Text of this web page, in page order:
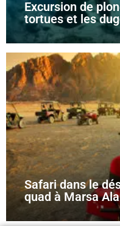
Excursion de
tortues et les
Safari dans le
quad à Marsa